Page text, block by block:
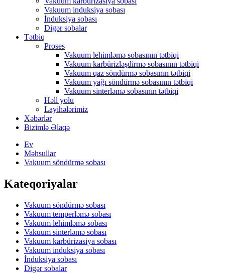
Vakuum induksiya sobası
İnduksiya sobası
Digər sobalar
Tətbiq
Proses
Vakuum lehimləmə sobasının tətbiqi
Vakuum karbürizləşdirmə sobasının tətbiqi
Vakuum qaz söndürmə sobasının tətbiqi
Vakuum yağı söndürmə sobasının tətbiqi
Vakuum sinterləmə sobasının tətbiqi
Həll yolu
Layihələrimiz
Xəbərlər
Bizimlə Əlaqə
Ev
Məhsullar
Vakuum söndürmə sobası
Kateqoriyalar
Vakuum söndürmə sobası
Vakuum temperləmə sobası
Vakuum lehimləmə sobası
Vakuum sinterləmə sobası
Vakuum karbürizasiya sobası
Vakuum induksiya sobası
İnduksiya sobası
Digər sobalar